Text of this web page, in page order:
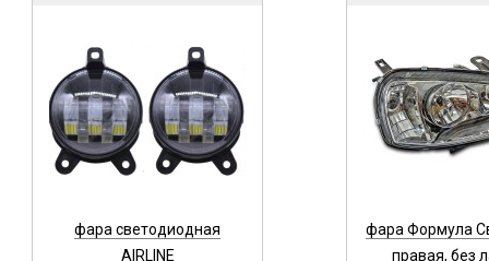
фара светодиодная
AIRLINE
фара Формула
правая, без